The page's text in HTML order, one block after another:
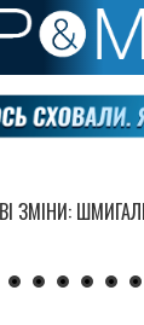
ЗМІНИ: